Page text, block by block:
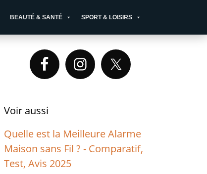
BEAUTÉ & SANTÉ SPORT & LOISIRS
Primary
Sidebar
Voir aussi
Quelle est la Meilleure Alarme
Maison sans Fil ? - Comparatif,
Test, Avis 2025